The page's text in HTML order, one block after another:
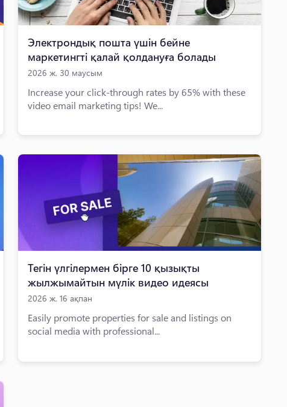
Электрондық пошта үшін бейне
маркетингті қалай қолдануға болады
2026 ж. 30 маусым
Increase your click-through rates by 65% with these
video email marketing tips! We...
Тегін үлгілермен бірге 10 қызықты
жылжымайтын мүлік видео идеясы
2026 ж. 16 ақпан
Easily promote properties for sale and listings on
social media with professional...